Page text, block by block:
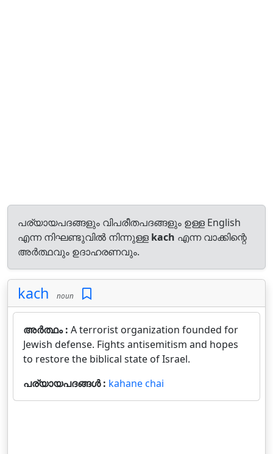
പര്യായപദങ്ങളും വിപരീതപദങ്ങളും ഉള്ള English
എന്ന നിഘണ്ടുവിൽ നിന്നുള്ള kach എന്ന വാക്കിന്റെ
അർത്ഥവും ഉദാഹരണവും.
kach noun
അർത്ഥം : A terrorist organization founded for
Jewish defense. Fights antisemitism and hopes
to restore the biblical state of Israel.
പര്യായപദങ്ങൾ : kahane chai